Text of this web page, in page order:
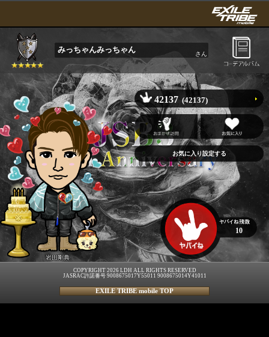
みっちゃんみっちゃん さん
岩田剛典
42137 (42137)
10
COPYRIGHT 2026 LDH ALL RIGHTS RESERVED
JASRAC許諾番号 9008675017Y55011 9008675014Y41011
EXILE TRIBE mobile TOP